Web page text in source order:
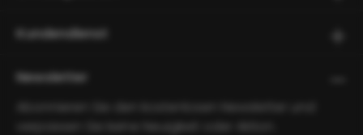
Kundendienst
Newsletter